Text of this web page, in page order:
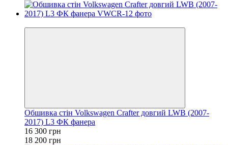
Обшивка стін Volkswagen Crafter довгий LWB (2007-
2017) L3 ФК фанера
16 300 грн
18 200 грн